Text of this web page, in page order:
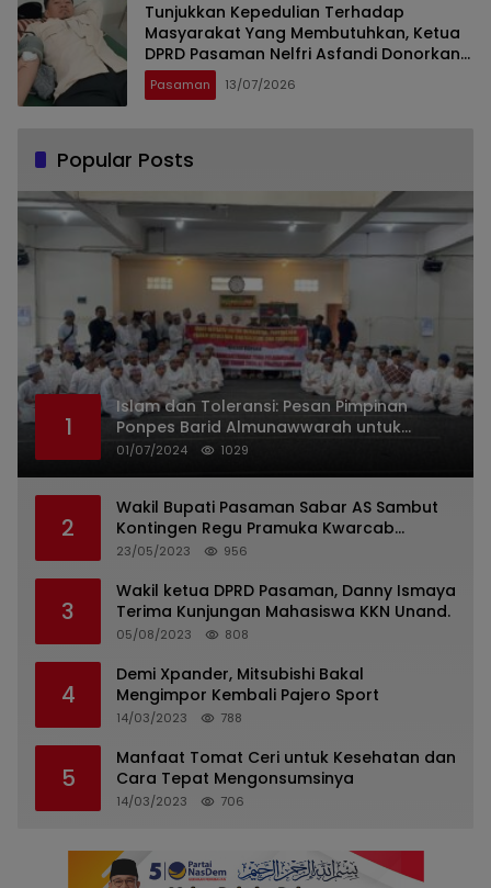
Tunjukkan Kepedulian Terhadap
Masyarakat Yang Membutuhkan, Ketua
DPRD Pasaman Nelfri Asfandi Donorkan
Darahnya
Pasaman 13/07/2026
Popular Posts
1
Islam dan Toleransi: Pesan Pimpinan
Ponpes Barid Almunawwarah untuk
Indonesia
01/07/2024 1029
2
Wakil Bupati Pasaman Sabar AS Sambut
Kontingen Regu Pramuka Kwarcab
Pasaman
23/05/2023 956
3
Wakil ketua DPRD Pasaman, Danny Ismaya
Terima Kunjungan Mahasiswa KKN Unand.
05/08/2023 808
4
Demi Xpander, Mitsubishi Bakal
Mengimpor Kembali Pajero Sport
14/03/2023 788
5
Manfaat Tomat Ceri untuk Kesehatan dan
Cara Tepat Mengonsumsinya
14/03/2023 706